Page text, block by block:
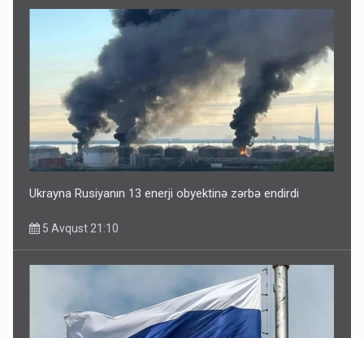
Ukrayna Rusiyanın 13 enerji obyektinə zərbə endirdi
5 Avqust 21:10